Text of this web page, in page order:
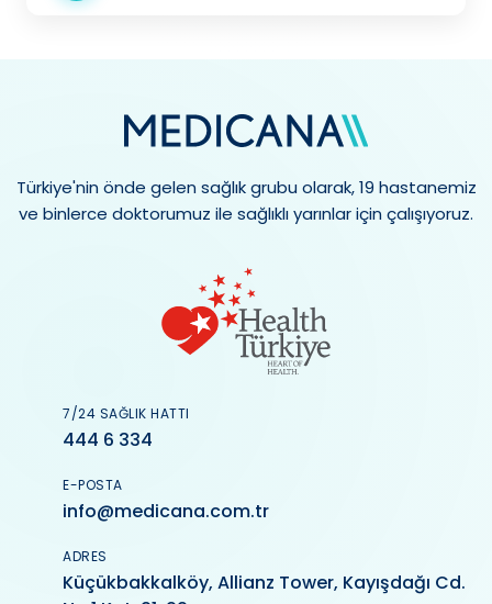
Türkiye'nin önde gelen sağlık grubu olarak, 19 hastanemiz
ve binlerce doktorumuz ile sağlıklı yarınlar için çalışıyoruz.
7/24 SAĞLIK HATTI
444 6 334
E-POSTA
info@medicana.com.tr
ADRES
Küçükbakkalköy, Allianz Tower, Kayışdağı Cd.